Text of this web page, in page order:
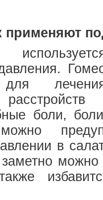
применяют
для
боли,
в
заметно